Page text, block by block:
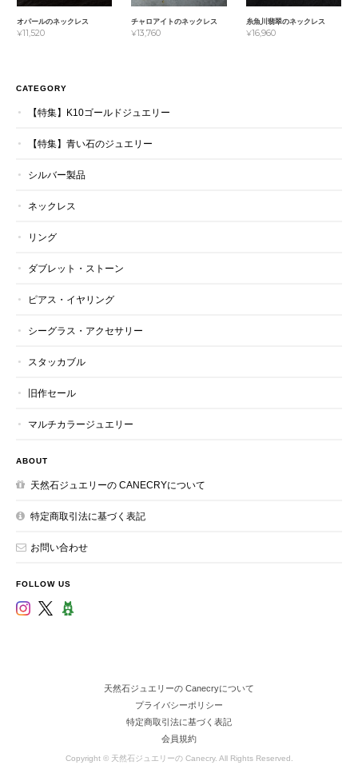
オパールのネックレス
¥11,520
チャロアイトのネックレス
¥13,760
糸魚川翡翠のネックレス
¥16,960
CATEGORY
【特集】K10ゴールドジュエリー
【特集】青い石のジュエリー
シルバー製品
ネックレス
リング
ダブレット・ストーン
ピアス・イヤリング
シーグラス・アクセサリー
スタッカブル
旧作セール
マルチカラージュエリー
ABOUT
天然石ジュエリーの CANECRYについて
特定商取引法に基づく表記
お問い合わせ
FOLLOW US
天然石ジュエリーの Canecryについて
プライバシーポリシー
特定商取引法に基づく表記
会員規約
Copyright © 天然石ジュエリーの Canecry. All Rights Reserved.